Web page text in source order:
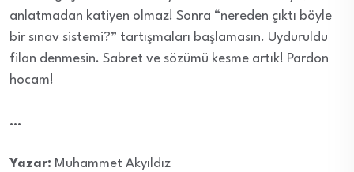
anlatmadan katiyen olmaz! Sonra “nereden çıktı böyle
bir sınav sistemi?” tartışmaları başlamasın. Uyduruldu
filan denmesin. Sabret ve sözümü kesme artık! Pardon
hocam!
…
Yazar: Muhammet Akyıldız